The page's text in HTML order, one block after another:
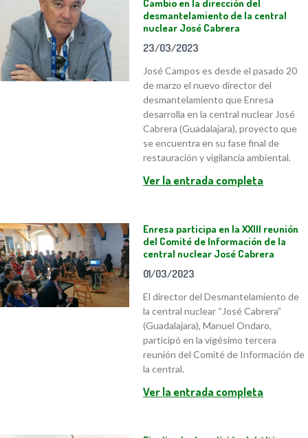
Cambio en la dirección del
desmantelamiento de la central
nuclear José Cabrera
23/03/2023
José Campos es desde el pasado 20
de marzo el nuevo director del
desmantelamiento que Enresa
desarrolla en la central nuclear José
Cabrera (Guadalajara), proyecto que
se encuentra en su fase final de
restauración y vigilancia ambiental.
Ver la entrada completa
Enresa participa en la XXIII reunión
del Comité de Información de la
central nuclear José Cabrera
01/03/2023
El director del Desmantelamiento de
la central nuclear “José Cabrera”
(Guadalajara), Manuel Ondaro,
participó en la vigésimo tercera
reunión del Comité de Información de
la central.
Ver la entrada completa